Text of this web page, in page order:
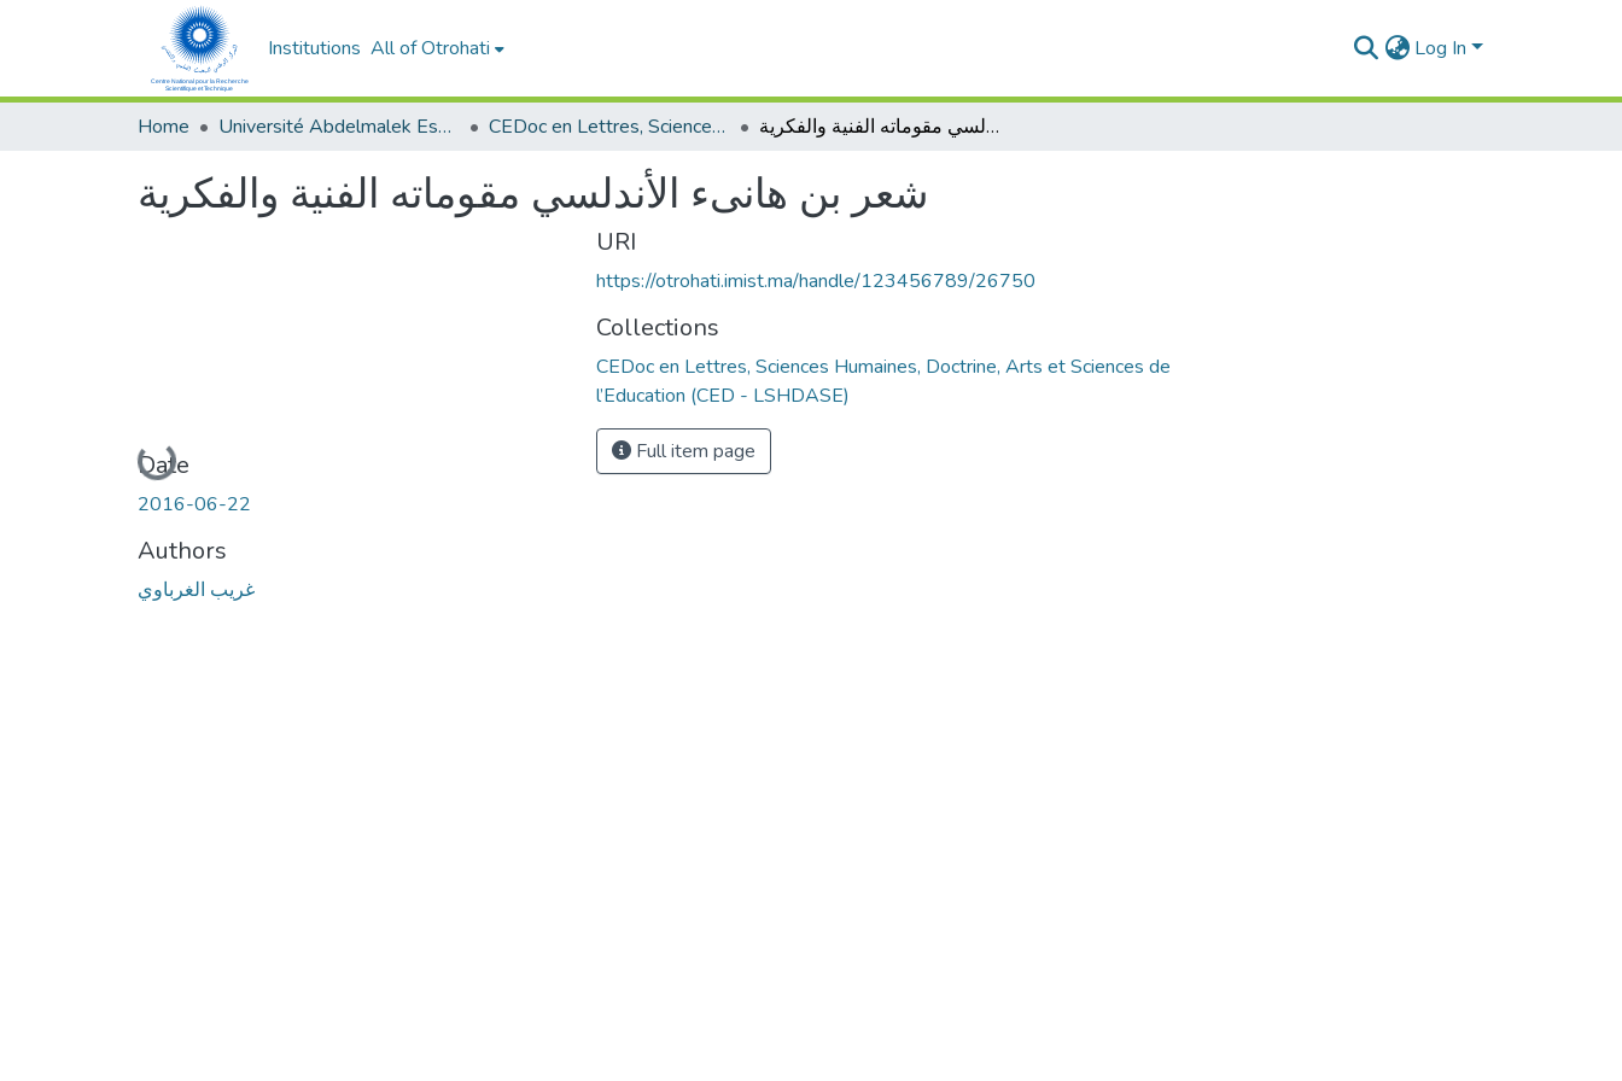
Institutions All of Otrohati Log In
Home Université Abdelmalek Essaâdi - Tétouan CEDoc en Lettres, Sciences Humaines, Doctrine, Arts et Sciences de l’Education (CED - LSHDASE) شعر بن هانىء الأندلسي مقوماته الفنية والفكرية
شعر بن هانىء الأندلسي مقوماته الفنية والفكرية
Loading...
Date
2016-06-22
Authors
غريب الغرباوي
URI
https://otrohati.imist.ma/handle/123456789/26750
Collections
CEDoc en Lettres, Sciences Humaines, Doctrine, Arts et Sciences de
l’Education (CED - LSHDASE)
Full item page